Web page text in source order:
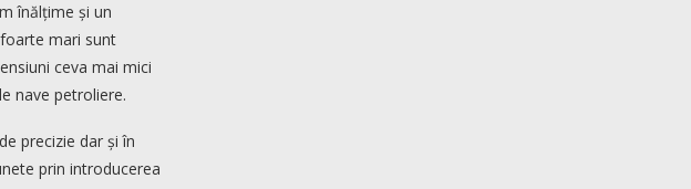
înălțime și un
mari sunt
ceva mai mici
nave petroliere.
precizie dar și în
prin introducerea